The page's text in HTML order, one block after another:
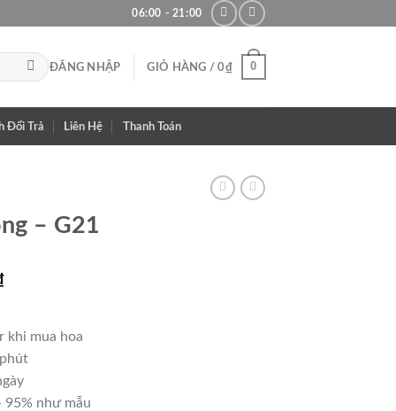
06:00 - 21:00
ĐĂNG NHẬP GIỎ HÀNG /0₫ 0
Đổi Trả Liên Hệ Thanh Toán
– G21
Giá
là:
680,000₫.
khi mua hoa
95% như mẫu